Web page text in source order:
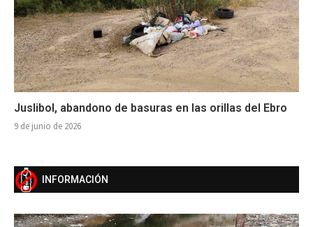
Juslibol, abandono de basuras en las orillas del Ebro
9 de junio de 2026
INFORMACIÓN